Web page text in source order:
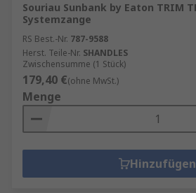
Souriau Sunbank by Eaton TRIM
Systemzange
RS Best.-Nr. 787-9588
Herst. Teile-Nr. SHANDLES
Zwischensumme (1 Stück)
179,40 €(ohne MwSt.)
Menge
Hinzufügen